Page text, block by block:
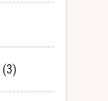
(3)